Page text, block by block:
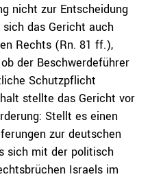
nicht zur Entscheidung
das Gericht auch
Rechts (Rn. 81 ff.),
der Beschwerdeführer
Schutzpflicht
stellte das Gericht vor
Stellt es einen
zur deutschen
sich mit der politisch
Israels im